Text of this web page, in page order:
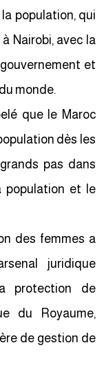
population, qui
Nairobi, avec la
et
monde.
que le Maroc
dès les
pas dans
population et le
des femmes a
juridique
protection de
du Royaume,
de gestion de